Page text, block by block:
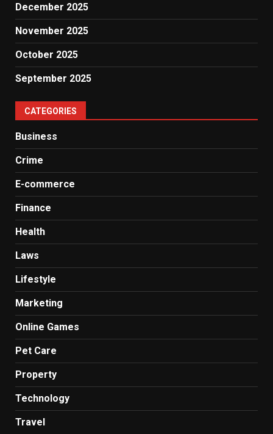
December 2025
November 2025
October 2025
September 2025
CATEGORIES
Business
Crime
E-commerce
Finance
Health
Laws
Lifestyle
Marketing
Online Games
Pet Care
Property
Technology
Travel